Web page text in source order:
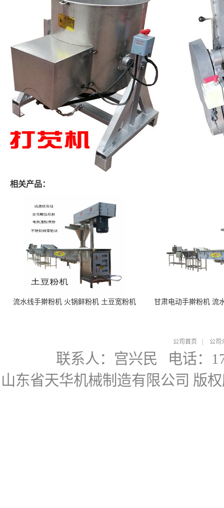
相关产品：
流水线手擀粉机 火锅鲜粉机 土豆宽粉机 甘肃电动手擀粉机 流
公司首页 公司
联系人：宫兴民 电话：
山东省天华机械制造有限公司 版